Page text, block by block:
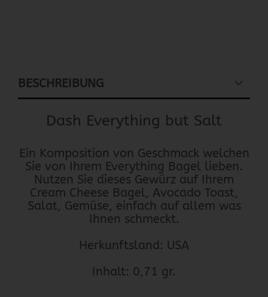
BESCHREIBUNG
Dash Everything but Salt
Ein Komposition von Geschmack welchen
Sie von Ihrem Everything Bagel lieben.
Nutzen Sie dieses Gewürz auf Ihrem
Cream Cheese Bagel, Avocado Toast,
Salat, Gemüse, einfach auf allem was
Ihnen schmeckt.
Herkunftsland: USA
Inhalt: 0,71 gr.